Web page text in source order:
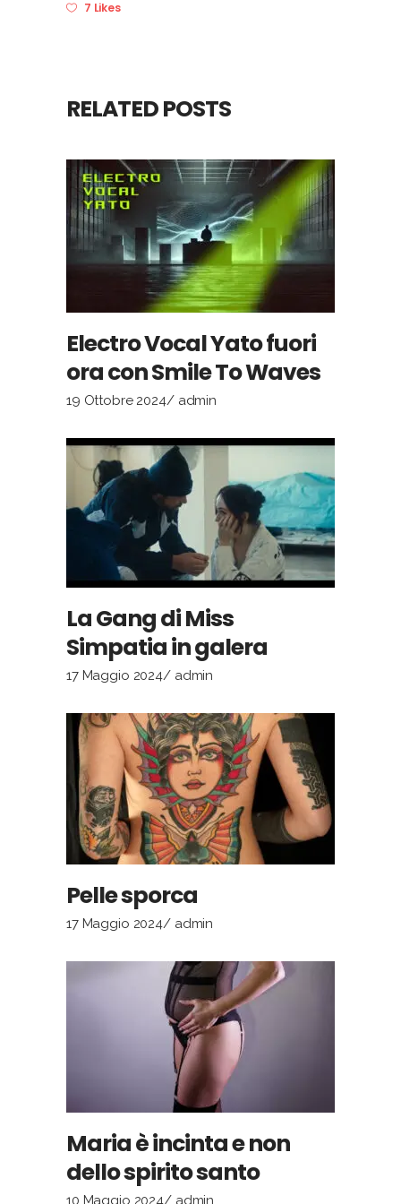
7 Likes
RELATED POSTS
Electro Vocal Yato fuori
ora con Smile To Waves
19 Ottobre 2024 admin
La Gang di Miss
Simpatia in galera
17 Maggio 2024 admin
Pelle sporca
17 Maggio 2024 admin
Maria è incinta e non
dello spirito santo
10 Maggio 2024 admin